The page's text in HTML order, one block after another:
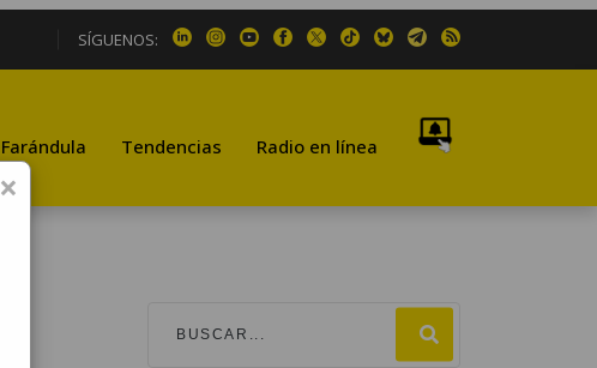
SÍGUENOS:
Farándula Tendencias Radio en línea
×